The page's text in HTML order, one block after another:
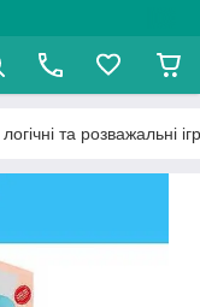
та розважальні